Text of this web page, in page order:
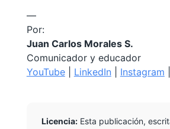
—
Por:
Juan Carlos Morales S.
Comunicador y educador
YouTube| LinkedIn| Instagram
Licencia:Esta publicación,